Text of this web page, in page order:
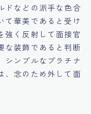
ドなどの派手な色合
て華美であると受け
強く反射して面接官
な装飾であると判断
シンプルなプラチナ
、念のため外して面